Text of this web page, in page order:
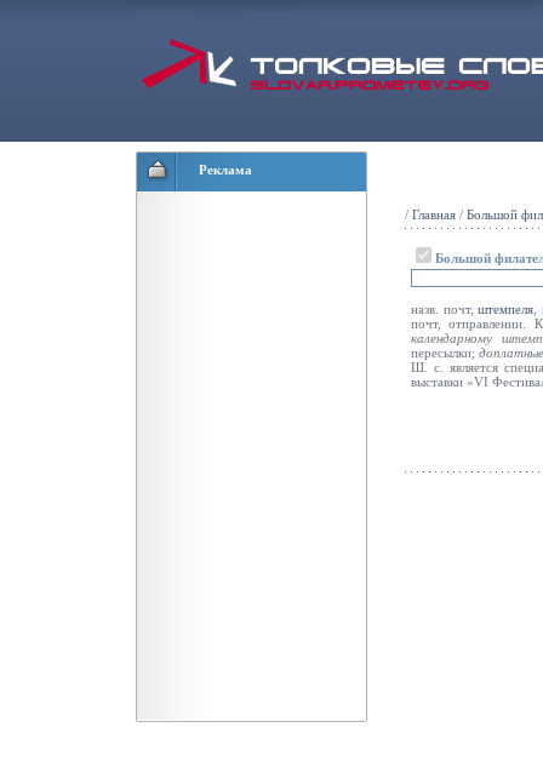
Реклама
/ Главная / Большой
Большой
назв. почт,штемпеля
почт, отправлении.
календарному
пересылки;
Ш. с. является
выставки «VI